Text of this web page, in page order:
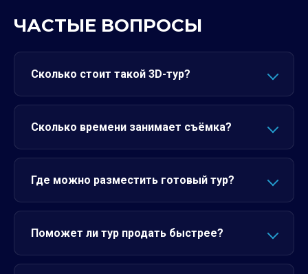
ЧАСТЫЕ ВОПРОСЫ
Сколько стоит такой 3D-тур?
Сколько времени занимает съёмка?
Где можно разместить готовый тур?
Поможет ли тур продать быстрее?